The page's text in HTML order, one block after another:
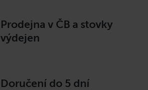
Prodejna v ČB a stovky
výdejen
Doručení do 5 dní